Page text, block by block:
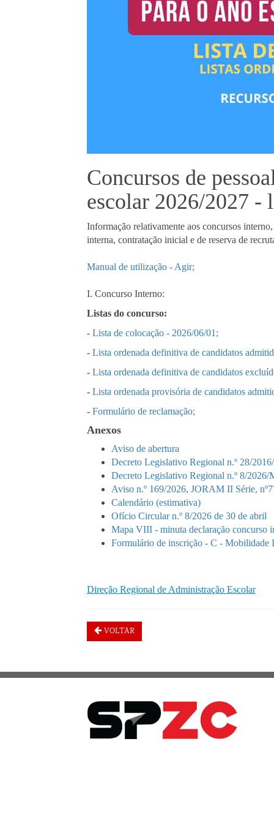
Concursos de
escolar 2026/2027 -
Informação relativamente aos concursos
interna, contratação inicial e de reserva de
Manual de utilização - Agir;
I. Concurso Interno:
Listas do concurso:
- Lista de colocação - 2026/06/01;
- Lista ordenada definitiva de candidatos
- Lista ordenada definitiva de candidatos
- Lista ordenada provisória de candidatos
- Formulário de reclamação;
Anexos
Aviso de abertura
Decreto Legislativo Regional n.º 28/
Decreto Legislativo Regional n.º 8/2026/
Aviso n.º 169/2026, JORAM II Série,
Calendário (estimativa)
Ofício Circular n.º 8/2026 de 30 de abril
Mapa VIII - minuta declaração concurso
Formulário de inscrição - C - Mobilidade
Direção Regional de Administração Escolar
VOLTAR